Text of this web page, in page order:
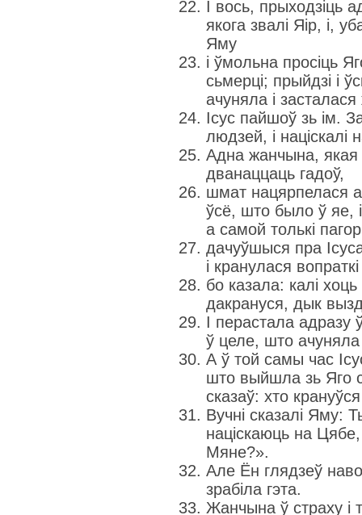
І вось, прыходзіць
якога звалі Яір, і,
Яму
і ўмольна просіць
сьмерці; прыйдзі і
ачуняла і
Ісус пайшоў зь ім.
людзей, і націскалі
Адна жанчына, якая
дванаццаць гадоў,
шмат нацярпелася
ўсё, што было ў яе, і
а самой толькі
дачуўшыся пра
і кранулася
бо казала: калі
дакрануся, дык
І перастала адразу
ў целе, што
А ў той самы час
што выйшла зь Яго
сказаў: хто
Вучні сказалі Яму:
націскаюць на
Мяне?».
Але Ён глядзеў
зрабіла гэта.
Жанчына ў страху і